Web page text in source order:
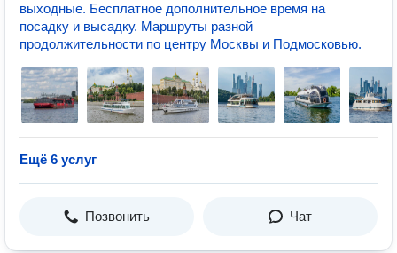
выходные. Бесплатное дополнительное время на
посадку и высадку. Маршруты разной
продолжительности по центру Москвы и Подмосковью.
Ещё 6 услуг
Позвонить Чат